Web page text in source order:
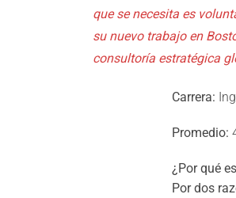
que se necesita es
su nuevo trabajo en
consultoría estratégica
Carrera:
Promedio:
¿Por qué
Por dos